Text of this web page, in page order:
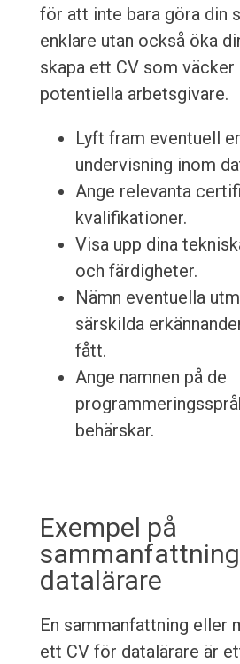
för att inte bara göra din
enklare utan också öka
skapa ett CV som
potentiella arbetsgivare.
Lyft fram eventuell
undervisning inom
Ange relevanta
kvalifikationer.
Visa upp dina
och färdigheter.
Nämn eventuella
särskilda
fått.
Ange namnen på de
behärskar.
Exempel på
datalärare
En sammanfattning eller
ett CV för datalärare är